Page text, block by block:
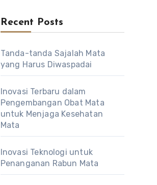
Recent Posts
Tanda-tanda Sajalah Mata
yang Harus Diwaspadai
Inovasi Terbaru dalam
Pengembangan Obat Mata
untuk Menjaga Kesehatan
Mata
Inovasi Teknologi untuk
Penanganan Rabun Mata